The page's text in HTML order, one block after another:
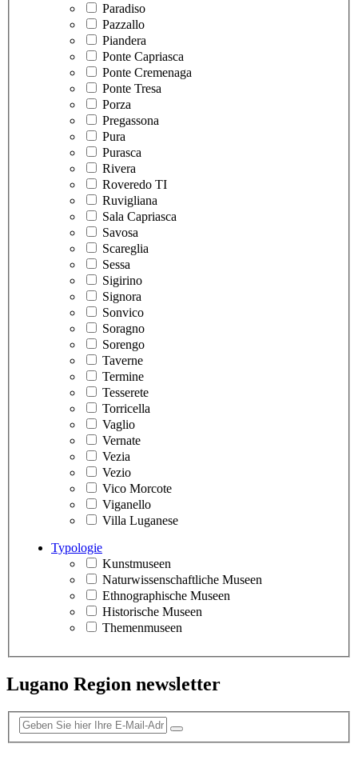
Paradiso
Pazzallo
Piandera
Ponte Capriasca
Ponte Cremenaga
Ponte Tresa
Porza
Pregassona
Pura
Purasca
Rivera
Roveredo TI
Ruvigliana
Sala Capriasca
Savosa
Scareglia
Sessa
Sigirino
Signora
Sonvico
Soragno
Sorengo
Taverne
Termine
Tesserete
Torricella
Vaglio
Vernate
Vezia
Vezio
Vico Morcote
Viganello
Villa Luganese
Typologie
Kunstmuseen
Naturwissenschaftliche Museen
Ethnographische Museen
Historische Museen
Themenmuseen
Lugano Region newsletter